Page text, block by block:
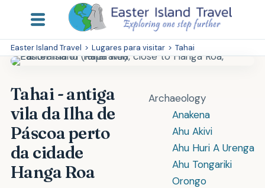
Easter Island Travel > Lugares para visitar > Tahai
Archaeology
Anakena
Ahu Akivi
Ahu Huri A Urenga
Ahu Tongariki
Orongo
Tahai - antiga
vila da Ilha de
Páscoa perto
da cidade
Hanga Roa